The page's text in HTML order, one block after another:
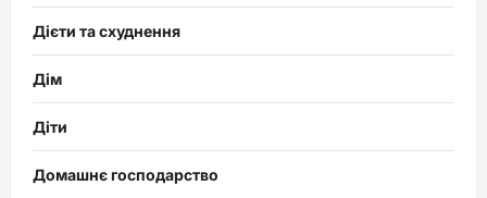
Дієти та схуднення
Дім
Діти
Домашнє господарство